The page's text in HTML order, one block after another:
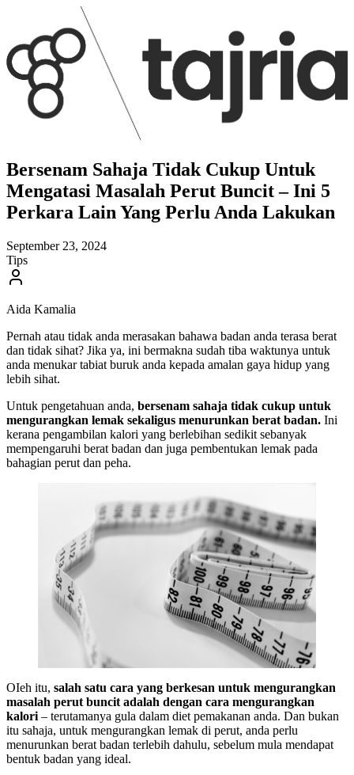
Bersenam Sahaja Tidak Cukup Untuk
Mengatasi Masalah Perut Buncit – Ini 5
Perkara Lain Yang Perlu Anda Lakukan
September 23, 2024
Tips
Aida Kamalia
Pernah atau tidak anda merasakan bahawa badan anda terasa berat
dan tidak sihat? Jika ya, ini bermakna sudah tiba waktunya untuk
anda menukar tabiat buruk anda kepada amalan gaya hidup yang
lebih sihat.
Untuk pengetahuan anda, bersenam sahaja tidak cukup untuk
mengurangkan lemak sekaligus menurunkan berat badan. Ini
kerana pengambilan kalori yang berlebihan sedikit sebanyak
mempengaruhi berat badan dan juga pembentukan lemak pada
bahagian perut dan peha.
OIeh itu, salah satu cara yang berkesan untuk mengurangkan
masalah perut buncit adalah dengan cara mengurangkan
kalori – terutamanya gula dalam diet pemakanan anda. Dan bukan
itu sahaja, untuk mengurangkan lemak di perut, anda perlu
menurunkan berat badan terlebih dahulu, sebelum mula mendapat
bentuk badan yang ideal.